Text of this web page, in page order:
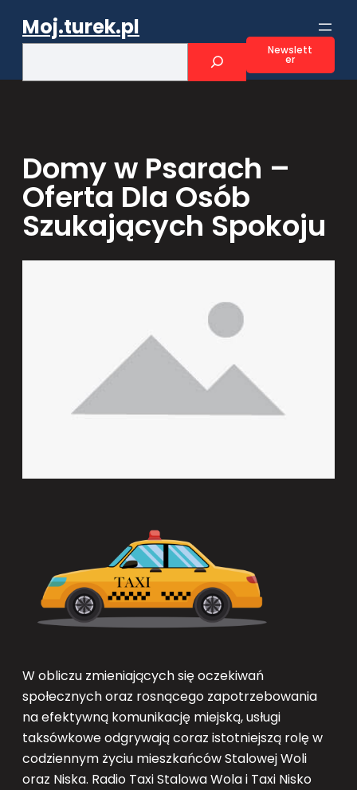
Moj.turek.pl
h
Newslett
er
Domy w Psarach –
Oferta Dla Osób
Szukających Spokoju
W obliczu zmieniających się oczekiwań
społecznych oraz rosnącego zapotrzebowania
na efektywną komunikację miejską, usługi
taksówkowe odgrywają coraz istotniejszą rolę w
codziennym życiu mieszkańców Stalowej Woli
oraz Niska. Radio Taxi Stalowa Wola i Taxi Nisko